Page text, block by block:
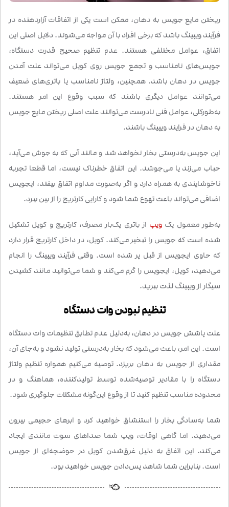
ریختن مایع جویس به دهان، ممکن است یکی از اتفاقات آزاردهنده در
فرآیند ویپینگ باشد که برخی افراد با آن مواجه می‌شوند. دلایل اصلی این
اتفاق، عوامل مختلفی هستند. عدم تنظیم صحیح قدرت دستگاه،
جویس‌های نامناسب و تجمع جویس روی کویل می‌تواند علت آمدن
جویس در دهان باشد. همچنین، ولتاژ نامناسب یا باتری‌های ضعیف
می‌توانند عوامل دیگری باشند که سبب وقوع این امر هستند.
به‌طورکلی، عوامل فنی نادرست می‌توانند علت اصلی ریختن مایع جویس
به دهان در فرایند ویپینگ باشند.
این جویس به‌درستی بخار نخواهد شد و مانند آبی که به جوش می‌آید،
حباب می‌زند یا می‌جوشد. این اتفاق خطرناک نیست، اما قطعا تجربه
ناخوشایندی به همراه دارد و اگر به‌صورت مداوم اتفاق بیفتد، ایجویس
اضافی می‌تواند باعث تهوع شما شود و کارایی کارتریج را از بین ببرد.
به‌طور معمول یک ویپ از باتری یک‌بار مصرف، کارتریج و کویل تشکیل
شده است که جویس را تبخیر می‌کند. کویل، در داخل کارتریج قرار دارد
که حاوی ایجویس از قبل پر شده است. وقتی فر‌آیند ویپینگ را انجام
می‌دهید، کویل، ایجویس را گرم می‌کند و شما می‌توانید مانند کشیدن
سیگار از ویپینگ لذت ببرید.
تنظیم نبودن وات دستگاه
علت پاشش جویس در دهان، به‌دلیل عدم تطابق تنظیمات وات دستگاه
است. این امر، باعث می‌شود که بخار به‌درستی تولید نشود و به‌جای آن،
مقداری از جویس به دهان بریزد. توصیه می‌کنیم همواره تنظیم ولتاژ
دستگاه را با مقادیر توصیه‌شده توسط تولید‌کننده، هماهنگ و در
محدوده مناسب تنظیم کنید تا از وقوع این‌گونه مشکلات جلوگیری شود.
شما به‌سادگی بخار را استنشاق خواهید کرد و ابرهای حجیمی بیرون
می‌دهید. اما گاهی اوقات، ویپ شما صداهای سوت مانندی ایجاد
می‌کند. این اتفاق به دلیل غرق‌شدن کویل در حوضچه‌ای از جویس
است. بنابراین شما شاهد پس‌دادن جویس خواهید بود.